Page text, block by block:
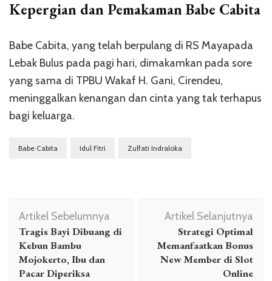
Kepergian dan Pemakaman Babe Cabita
Babe Cabita, yang telah berpulang di RS Mayapada
Lebak Bulus pada pagi hari, dimakamkan pada sore
yang sama di TPBU Wakaf H. Gani, Cirendeu,
meninggalkan kenangan dan cinta yang tak terhapus
bagi keluarga.
Babe Cabita Idul Fitri Zulfati Indraloka
Navigasi
Artikel
Artikel Sebelumnya
Tragis Bayi Dibuang di
Kebun Bambu
Mojokerto, Ibu dan
Pacar Diperiksa
Artikel Selanjutnya
Strategi Optimal
Memanfaatkan Bonus
New Member di Slot
Online